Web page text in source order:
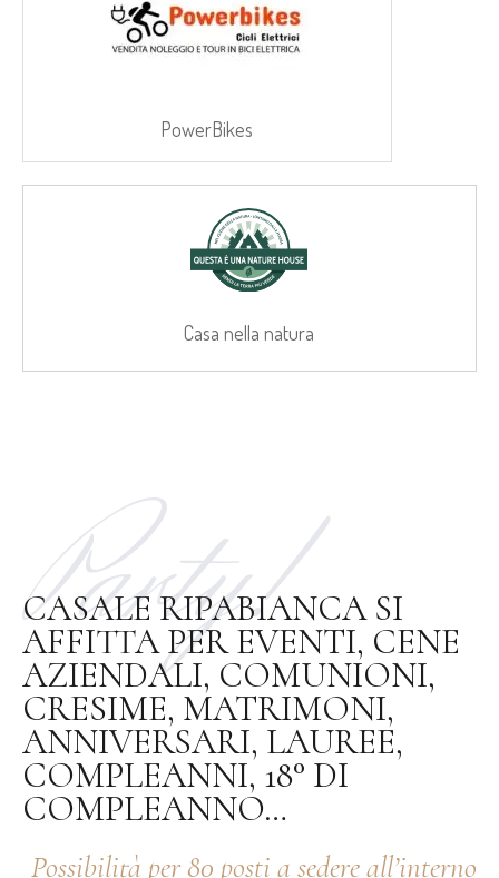
PowerBikes
Casa nella natura
Party!
CASALE RIPABIANCA SI
AFFITTA PER EVENTI, CENE
AZIENDALI, COMUNIONI,
CRESIME, MATRIMONI,
ANNIVERSARI, LAUREE,
COMPLEANNI, 18° DI
COMPLEANNO…
Possibilità per 80 posti a sedere all’interno